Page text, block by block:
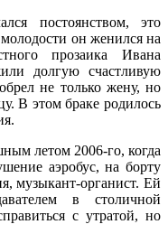
постоянством, это
он женился на
прозаика Ивана
долгую счастливую
не только жену, но
В этом браке родилось
летом 2006-го, когда
аэробус, на борту
музыкант-органист. Ей
в столичной
с утратой, но